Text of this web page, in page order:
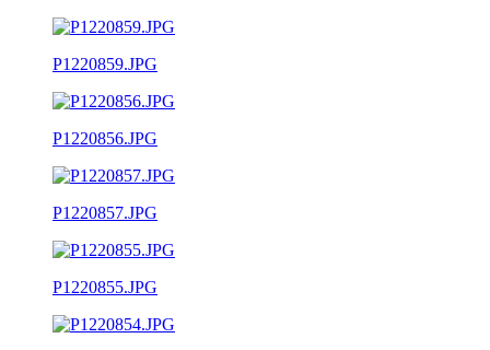
P1220859.JPG
P1220856.JPG
P1220857.JPG
P1220855.JPG